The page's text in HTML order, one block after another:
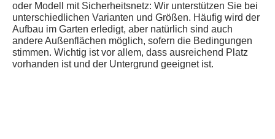
oder Modell mit Sicherheitsnetz: Wir unterstützen Sie bei
unterschiedlichen Varianten und Größen. Häufig wird der
Aufbau im Garten erledigt, aber natürlich sind auch
andere Außenflächen möglich, sofern die Bedingungen
stimmen. Wichtig ist vor allem, dass ausreichend Platz
vorhanden ist und der Untergrund geeignet ist.